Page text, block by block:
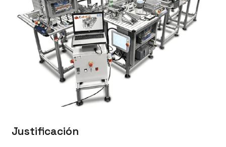
Justificación